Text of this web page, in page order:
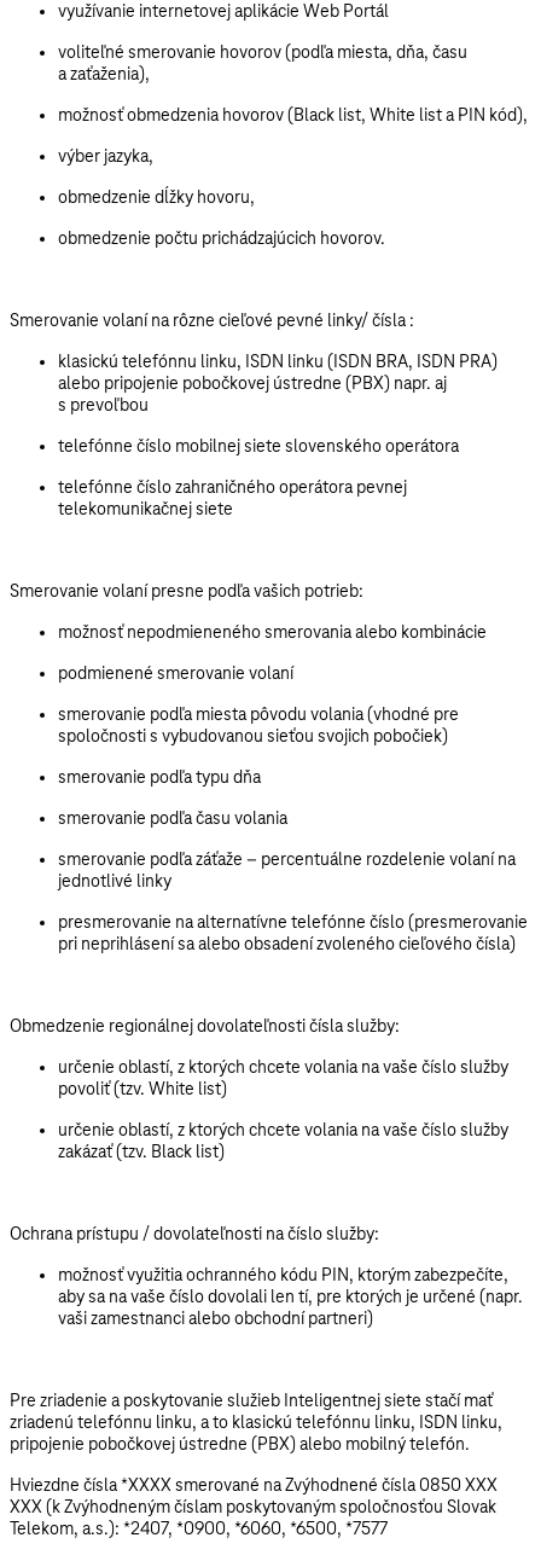
využívanie internetovej aplikácie Web Portál
voliteľné smerovanie hovorov (podľa miesta, dňa, času
a zaťaženia),
možnosť obmedzenia hovorov (Black list, White list a PIN kód),
výber jazyka,
obmedzenie dĺžky hovoru,
obmedzenie počtu prichádzajúcich hovorov.
Smerovanie volaní na rôzne cieľové pevné linky/ čísla :
klasickú telefónnu linku, ISDN linku (ISDN BRA, ISDN PRA)
alebo pripojenie pobočkovej ústredne (PBX) napr. aj
s prevoľbou
telefónne číslo mobilnej siete slovenského operátora
telefónne číslo zahraničného operátora pevnej
telekomunikačnej siete
Smerovanie volaní presne podľa vašich potrieb:
možnosť nepodmieneného smerovania alebo kombinácie
podmienené smerovanie volaní
smerovanie podľa miesta pôvodu volania (vhodné pre
spoločnosti s vybudovanou sieťou svojich pobočiek)
smerovanie podľa typu dňa
smerovanie podľa času volania
smerovanie podľa záťaže – percentuálne rozdelenie volaní na
jednotlivé linky
presmerovanie na alternatívne telefónne číslo (presmerovanie
pri neprihlásení sa alebo obsadení zvoleného cieľového čísla)
Obmedzenie regionálnej dovolateľnosti čísla služby:
určenie oblastí, z ktorých chcete volania na vaše číslo služby
povoliť (tzv. White list)
určenie oblastí, z ktorých chcete volania na vaše číslo služby
zakázať (tzv. Black list)
Ochrana prístupu / dovolateľnosti na číslo služby:
možnosť využitia ochranného kódu PIN, ktorým zabezpečíte,
aby sa na vaše číslo dovolali len tí, pre ktorých je určené (napr.
vaši zamestnanci alebo obchodní partneri)
Pre zriadenie a poskytovanie služieb Inteligentnej siete stačí mať
zriadenú telefónnu linku, a to klasickú telefónnu linku, ISDN linku,
pripojenie pobočkovej ústredne (PBX) alebo mobilný telefón.
Hviezdne čísla *XXXX smerované na Zvýhodnené čísla 0850 XXX
XXX (k Zvýhodneným číslam poskytovaným spoločnosťou Slovak
Telekom, a.s.): *2407, *0900, *6060, *6500, *7577